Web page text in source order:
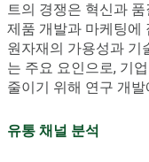
트의 경쟁은 혁신과
제품 개발과 마케팅에
원자재의 가용성과 기
는 주요 요인으로, 기
줄이기 위해 연구 개
유통 채널 분석